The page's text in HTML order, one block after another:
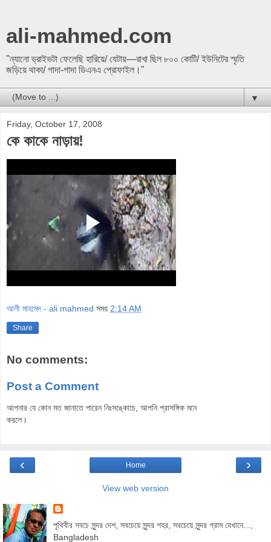
ali-mahmed.com
"ন্যানো ড্রাইভটা ফেলেছি হারিয়ে/ যেটায়—রাখা ছিল ৮০০ কোটি/ ইউনিটের স্মৃতি
জড়িয়ে থাকা/ গাদা-গাদা ডিএনএ প্রোফাইল।"
▼
Friday, October 17, 2008
কে কাকে নাড়ায়!
আলী মাহমেদ - ali mahmed সময় 2:14 AM
Share
No comments:
Post a Comment
আপনার যে কোন মত জানাতে পারেন নিঃসঙ্কোচে, আপনি প্রাসঙ্গিক মনে
করলে।
‹ ›
Home
View web version
পৃথিবীর সবচে সুন্দর দেশ, সবচেয়ে সুন্দর শহর, সবচেয়ে সুন্দর গ্রাম যেখানে...,
Bangladesh